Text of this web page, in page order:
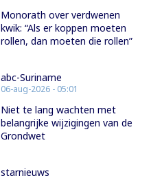
Monorath over verdwenen
kwik: “Als er koppen moeten
rollen, dan moeten die rollen”
abc-Suriname
06-aug-2026 - 05:01
Niet te lang wachten met
belangrijke wijzigingen van de
Grondwet
starnieuws